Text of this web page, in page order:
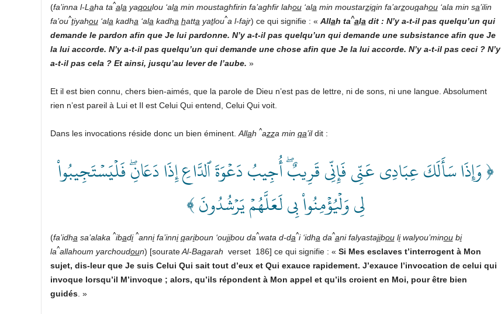
(fa’inna l-L aha ta^ala yaqoulou ‘ala min moustaghfirin fa’aghfir lahou‘ala min moustarziqin fa’arzouqahou‘ala min sa’ilin
fa’ou^tiyahou‘ala kadha ‘ala kadha hatta yatlou^a l-fajr) ce qui signifie : « Allah ta^ala dit : N’y a-t-il pas quelqu’un qui
demande le pardon afin que Je lui pardonne. N’y a-t-il pas quelqu’un qui demande une subsistance afin que Je
la lui accorde. N’y a-t-il pas quelqu’un qui demande une chose afin que Je la lui accorde. N’y a-t-il pas ceci ? N’y
a-t-il pas cela ? Et ainsi, jusqu’au lever de l’aube. »
Et il est bien connu, chers bien-aimés, que la parole de Dieu n’est pas de lettre, ni de sons, ni une langue. Absolument
rien n’est pareil à Lui et Il est Celui Qui entend, Celui Qui voit.
Dans les invocations réside donc un bien éminent. Allah ^azza min qa’ildit :
﴿ وَإِذَا سَأَلَكَ عِبَادِي عَنِّي فَإِنِّي قَرِيبٌۖ أُجِيبُ دَعۡوَةَ ٱلدَّاعِ إِذَا دَعَانِۖ فَلۡيَسۡتَجِيبُواْ
لِي وَلۡيُؤۡمِنُواْ بِي لَعَلَّهُمۡ يَرۡشُدُونَ ﴾
(fa’idha sa’alaka ^ibadi ^annifa’inni qariboun ‘oujibou da^wata d-da^i ‘idha da^ani falyastajibouliwalyou’minoubi
la^allahoum yarchoudoun) [sourateAl-Baqarah verset 186] ce qui signifie : « Si Mes esclaves t’interrogent à Mon
sujet, dis-leur que Je suis Celui Qui sait tout d’eux et Qui exauce rapidement. J’exauce l’invocation de celui qui
invoque lorsqu’il M’invoque ; alors, qu’ils répondent à Mon appel et qu’ils croient en Moi, pour être bien
guidés. »